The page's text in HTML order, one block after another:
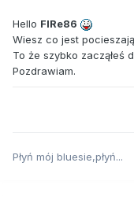
Hello FIRe86
Wiesz co jest
To że szybko zacząłeś
Pozdrawiam.
Płyń mój bluesie,płyń...